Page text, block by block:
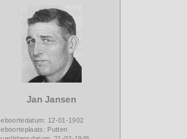
Jan Jansen
12-01-1902
Putten